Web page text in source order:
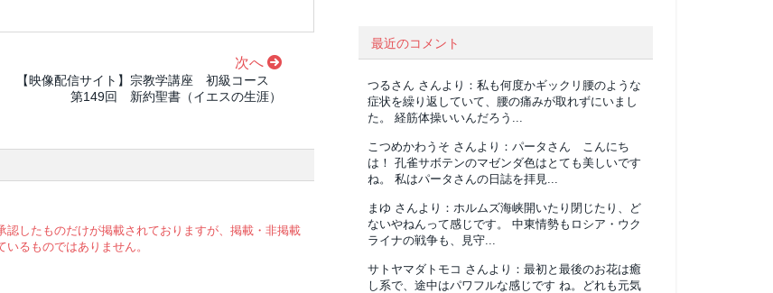
次へ
【映像配信サイト】宗教学講座 初級コース
第149回 新約聖書（イエスの生涯）
したものだけが掲載されておりますが、掲載・非掲載
るものではありません。
最近のコメント
つるさん さんより： 私も何度かギックリ腰のような
症状を繰り返していて、腰の痛みが取れずにいまし
た。 経筋体操いいんだろう...
こつめかわうそ さんより： パータさん こんにち
は！ 孔雀サボテンのマゼンダ色はとても美しいです
ね。 私はパータさんの日誌を拝見...
まゆ さんより： ホルムズ海峡開いたり閉じたり、ど
ないやねんって感じです。 中東情勢もロシア・ウク
ライナの戦争も、見守...
サトヤマダトモコ さんより： 最初と最後のお花は癒
し系で、途中はパワフルな感じです ね。どれも元気